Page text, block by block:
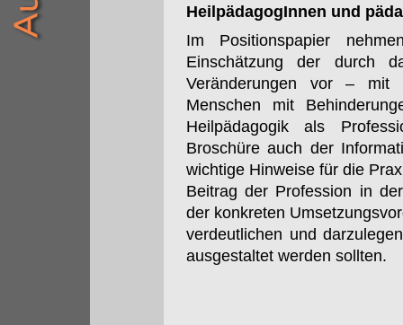
HeilpädagogInnen und
Im Positionspapier
Einschätzung der durch
Veränderungen vor – mit
Menschen mit
Heilpädagogik als
Broschüre auch der
wichtige Hinweise für die
Beitrag der Profession in
der konkreten
verdeutlichen und
ausgestaltet werden sollten.